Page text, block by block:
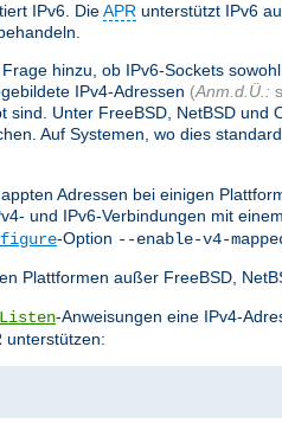
IPv6. DieAPR unterstützt IPv6
hinzu, ob IPv6-Sockets
IPv4-Adressen (Anm.d.Ü.:
Unter FreeBSD, NetBSD
Auf Systemen, wo dies
Adressen bei einigen
und IPv6-Verbindungen mit
-Option --enable-v4-
Plattformen außer FreeBSD,
Listen-Anweisungen eine IPv4-
unterstützen: